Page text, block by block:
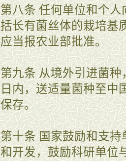
第八条 任何单位和个
括长有菌丝体的栽培基
应当报农业部批准。
第九条 从境外引进菌
日内，送适量菌种至中
保存。
第十条 国家鼓励和支
和开发，鼓励科研单位